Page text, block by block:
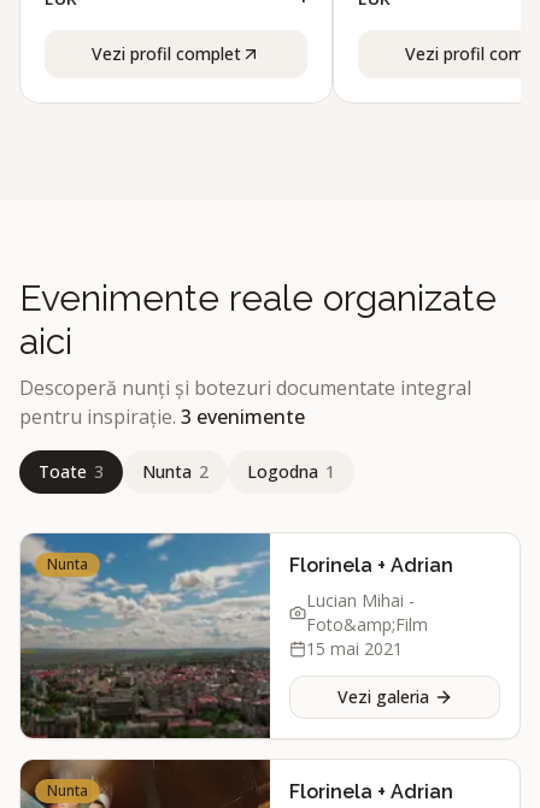
Vezi profil complet Vezi profil
Evenimente reale organizate
aici
Descoperă nunți și botezuri documentate integral
pentru inspirație. 3 evenimente
Toate 3 Nunta 2 Logodna 1
Nunta
Florinela + Adrian
Lucian Mihai -
Foto&amp;Film
15 mai 2021
Vezi galeria
Nunta
Florinela + Adrian